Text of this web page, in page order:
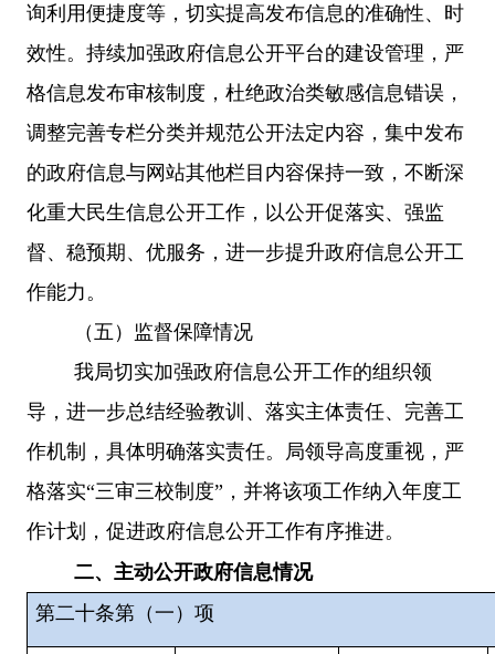
询利用便捷度等，切实提高发布信息的准确性、时
效性。持续加强政府信息公开平台的建设管理，严
格信息发布审核制度，杜绝政治类敏感信息错误，
调整完善专栏分类并规范公开法定内容，集中发布
的政府信息与网站其他栏目内容保持一致，不断深
化重大民生信息公开工作，以公开促落实、强监
督、稳预期、优服务，进一步提升政府信息公开工
作能力。
（五）监督保障情况
我局切实加强政府信息公开工作的组织领
导，进一步总结经验教训、落实主体责任、完善工
作机制，具体明确落实责任。局领导高度重视，严
格落实“三审三校制度”，并将该项工作纳入年度工
作计划，促进政府信息公开工作有序推进。
二、主动公开政府信息情况
第二十条第（一）项